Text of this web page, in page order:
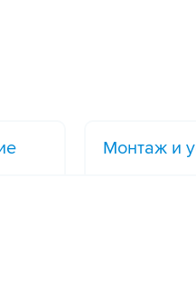
Монтаж и